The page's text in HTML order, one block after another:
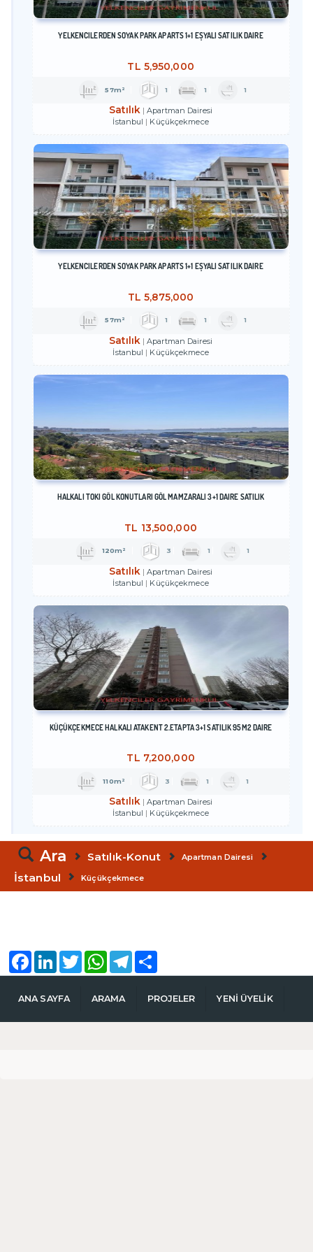
YELKENCİLERDEN SOYAK PARK APARTS 1+1 EŞYALI SATILIK DAİRE
TL 5,950,000
57m² 1 1 1
Satılık
Apartman Dairesi
İstanbul
Küçükçekmece
YELKENCİLERDEN SOYAK PARK APARTS 1+1 EŞYALI SATILIK DAİRE
TL 5,875,000
57m² 1 1 1
Satılık
Apartman Dairesi
İstanbul
Küçükçekmece
HALKALI TOKİ GÖL KONUTLARI GÖL MAMZARALI 3+1 DAİRE SATILIK
TL 13,500,000
120m² 3 1 1
Satılık
Apartman Dairesi
İstanbul
Küçükçekmece
KÜÇÜKÇEKMECE HALKALI ATAKENT 2.ETAPTA 3+1 SATILIK 95M2 DAİRE
TL 7,200,000
110m² 3 1 1
Satılık
Apartman Dairesi
İstanbul
Küçükçekmece
Ara Satılık-Konut Apartman Dairesi
İstanbul Küçükçekmece
ANA SAYFA ARAMA PROJELER YENİ ÜYELİK
FacebookLinkedInTwitter WhatsAppTelegram